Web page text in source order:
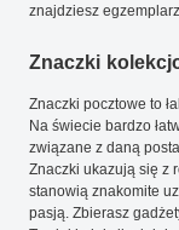
znajdziesz
Znaczki
Znaczki pocztowe to
Na świecie bardzo
związane z daną
Znaczki ukazują się z
stanowią znakomite
pasją. Zbierasz